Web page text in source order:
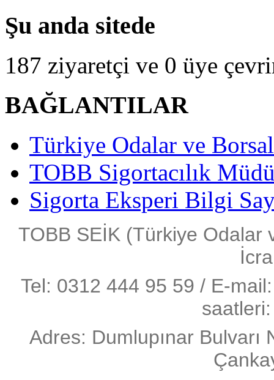
Şu anda sitede
187 ziyaretçi ve 0 üye
BAĞLANTILAR
Türkiye Odalar ve
TOBB Sigortacılık
Sigorta Eksperi Bilgi
TOBB SEİK (Türkiye Odalar
Tel: 0312 444 95 59 / E-
Adres: Dumlupınar